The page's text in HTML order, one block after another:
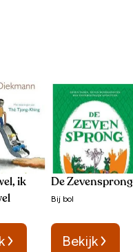
ik
De Zevensprong
Bij bol
Bekijk